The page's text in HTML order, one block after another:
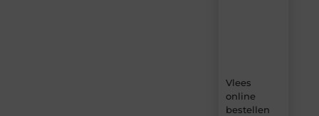
Vlees
online
bestellen